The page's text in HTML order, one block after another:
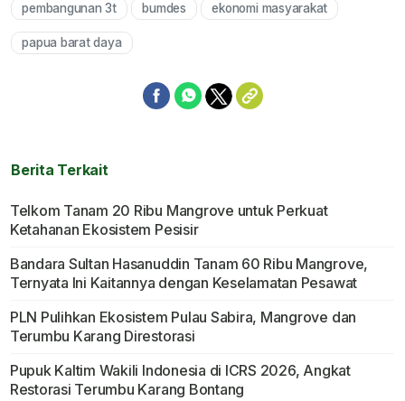
pembangunan 3t bumdes ekonomi masyarakat
papua barat daya
Berita Terkait
Telkom Tanam 20 Ribu Mangrove untuk Perkuat
Ketahanan Ekosistem Pesisir
Bandara Sultan Hasanuddin Tanam 60 Ribu Mangrove,
Ternyata Ini Kaitannya dengan Keselamatan Pesawat
PLN Pulihkan Ekosistem Pulau Sabira, Mangrove dan
Terumbu Karang Direstorasi
Pupuk Kaltim Wakili Indonesia di ICRS 2026, Angkat
Restorasi Terumbu Karang Bontang